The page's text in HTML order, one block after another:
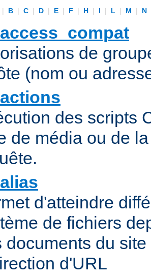
| B | C | D | E | F | H | I | L | M | N
de
(nom ou
des scripts
de média ou de
d'atteindre
de fichiers
documents du
d'URL